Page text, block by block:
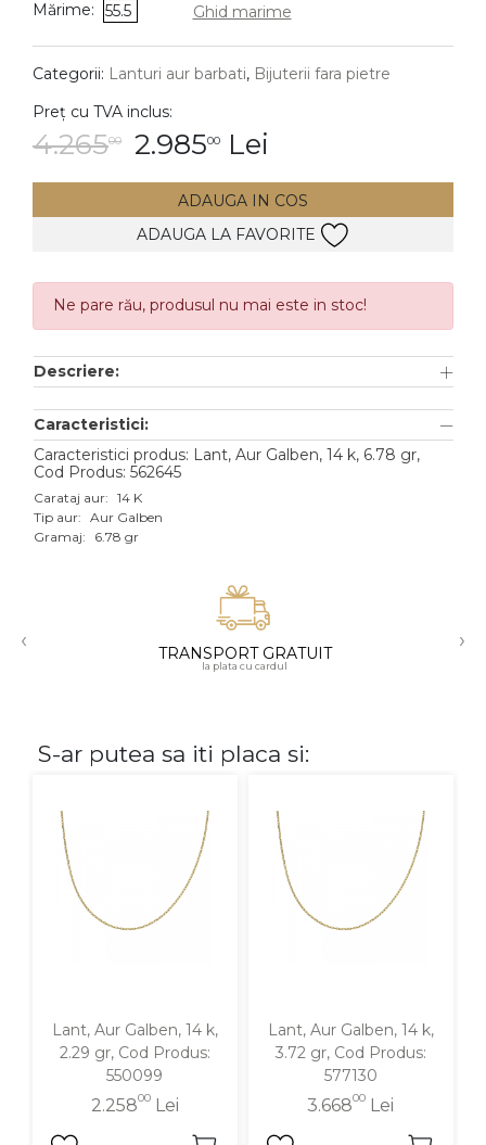
DIAMANTE Vezi toate
Cercei
Accesorii
TIP METAL
Aur galben
Aur alb
Aur roz
Aur mixt
18K
Cu pietre
Diamante
Mărime: 55.5 Ghid marime
Categorii: Lanturi aur barbati, Bijuterii fara pietre
Preț cu TVA inclus:
4.26500 2.98500 Lei
ADAUGA IN COS
ADAUGA LA FAVORITE
Ne pare rău, produsul nu mai este in stoc!
Descriere:
Caracteristici:
Caracteristici produs: Lant, Aur Galben, 14 k, 6.78 gr,
Cod Produs: 562645
Carataj aur: 14 K
Tip aur: Aur Galben
Gramaj:
6.78 gr
‹ TRANSPORT GRATUIT
la plata cu cardul
›
S-ar putea sa iti placa si:
Lant, Aur Galben, 14 k,
2.29 gr, Cod Produs:
550099
2.25800Lei
Lant, Aur Galben, 14 k,
3.72 gr, Cod Produs:
577130
3.66800 Lei